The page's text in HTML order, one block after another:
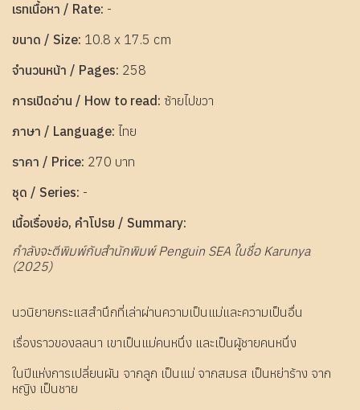
เรทเนื้อหา / Rate: -
ขนาด / Size: 10.8 x 17.5 cm
จำนวนหน้า / Pages: 258
การเปิดอ่าน / How to read: ซ้ายไปขวา
ภาษา / Language: ไทย
ราคา / Price: 270 บาท
ชุด / Series: -
เนื้อเรื่องย่อ, คำโปรย / Summary:
กำลังจะตีพิมพ์กับสำนักพิมพ์ Penguin SEA ในชื่อ Karunya
(2025)
นวนิยายกระแสสำนึกที่เล่าผ่านความเป็นแม่และความเป็นอื่น
เรื่องราวของลลนา เขาเป็นแม่คนหนึ่ง และเป็นผู้ชายคนหนึ่ง
ในปีแห่งการเปลี่ยนผัน จากลูก เป็นแม่ จากสมรส เป็นหย่าร้าง จาก
หญิง เป็นชาย